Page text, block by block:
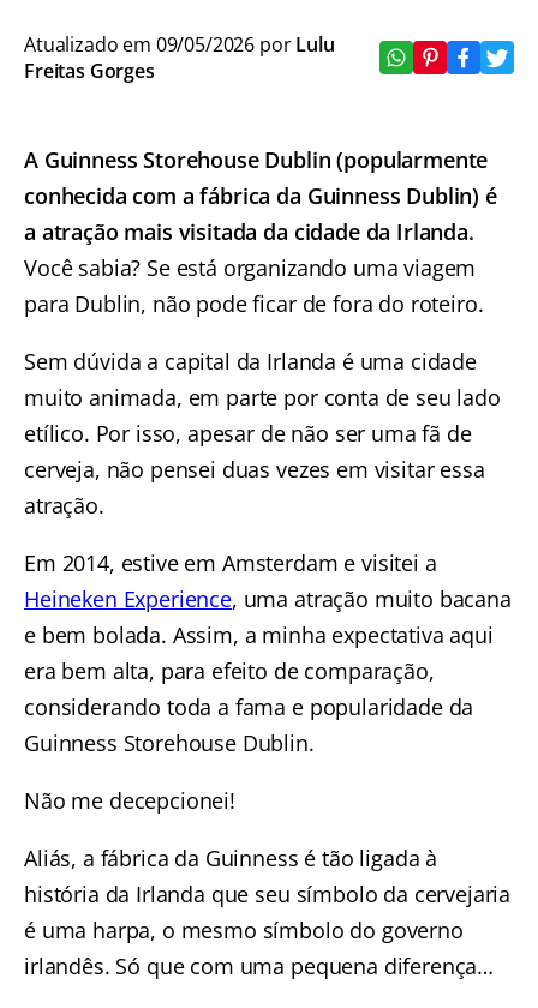
Atualizado em 09/05/2026 porLulu
Freitas Gorges
A Guinness Storehouse Dublin (popularmente
conhecida com a fábrica da Guinness Dublin) é
a atração mais visitada da cidade da Irlanda.
Você sabia? Se está organizando uma viagem
para Dublin, não pode ficar de fora do roteiro.
Sem dúvida a capital da Irlanda é uma cidade
muito animada, em parte por conta de seu lado
etílico. Por isso, apesar de não ser uma fã de
cerveja, não pensei duas vezes em visitar essa
atração.
Em 2014, estive em Amsterdam e visitei a
Heineken Experience, uma atração muito bacana
e bem bolada. Assim, a minha expectativa aqui
era bem alta, para efeito de comparação,
considerando toda a fama e popularidade da
Guinness Storehouse Dublin.
Não me decepcionei!
Aliás, a fábrica da Guinness é tão ligada à
história da Irlanda que seu símbolo da cervejaria
é uma harpa, o mesmo símbolo do governo
irlandês. Só que com uma pequena diferença…